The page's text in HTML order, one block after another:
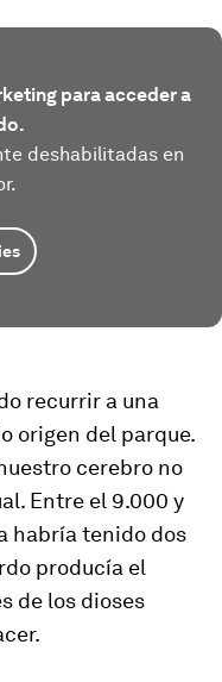
para acceder a
deshabilitadas en
recurrir a una
origen del parque.
cerebro no
Entre el 9.000 y
habría tenido dos
producía el
de los dioses